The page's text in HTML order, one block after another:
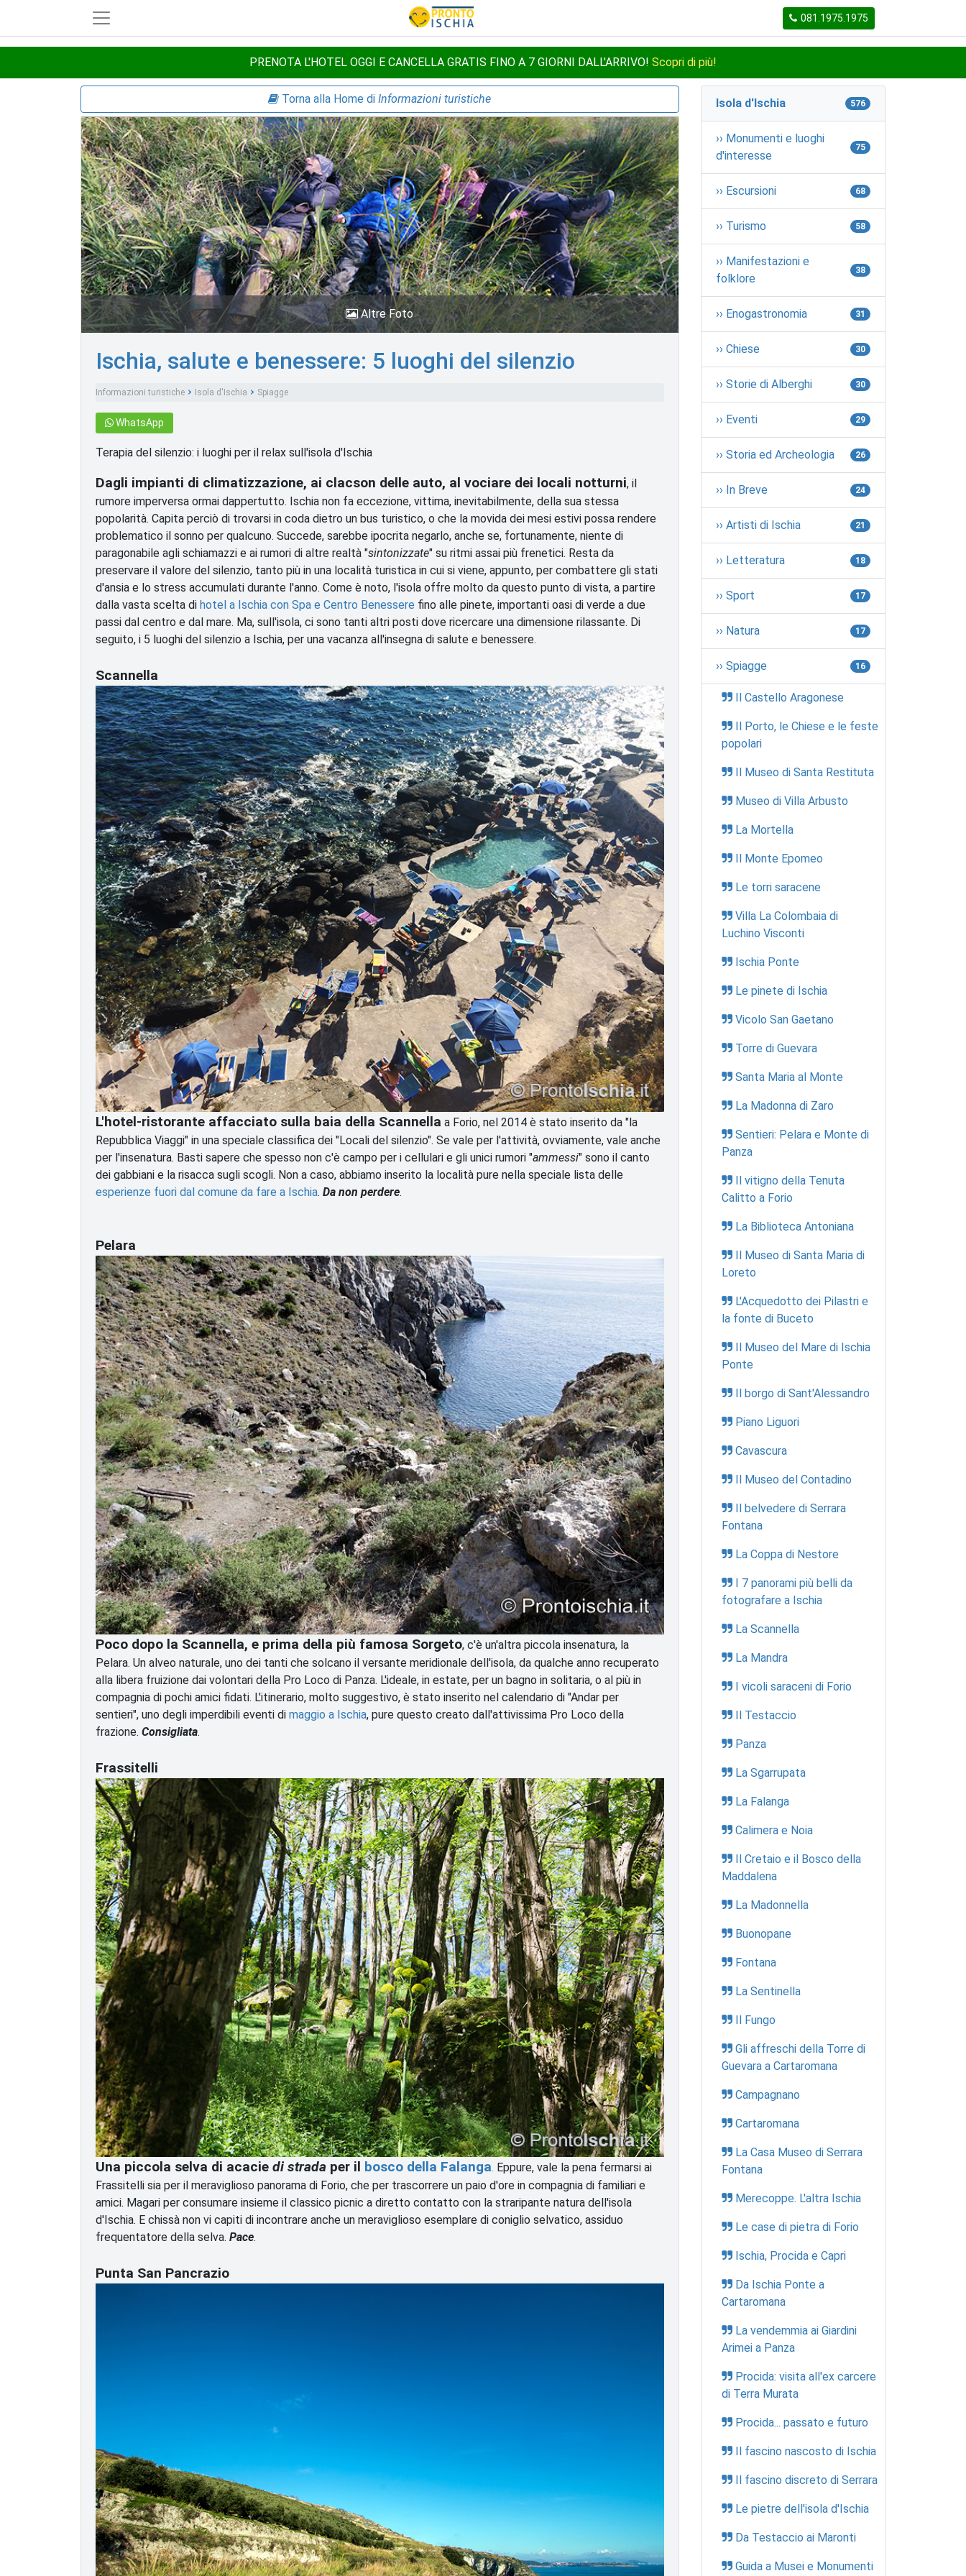
081.1975.1975
PRENOTA L'HOTEL OGGI E CANCELLA GRATIS FINO A 7 GIORNI DALL'ARRIVO! Scopri di più!
Torna alla Home diInformazioni turistiche
Altre Foto
Ischia, salute e benessere: 5 luoghi del silenzio
Informazioni turistiche Isola d'Ischia Spiagge
WhatsApp
Terapia del silenzio: i luoghi per il relax sull'isola d'Ischia
Dagli impianti di climatizzazione, ai clacson delle auto, al vociare dei locali notturni, il
rumore imperversa ormai dappertutto. Ischia non fa eccezione, vittima, inevitabilmente, della sua stessa
popolarità. Capita perciò di trovarsi in coda dietro un bus turistico, o che la movida dei mesi estivi possa rendere
problematico il sonno per qualcuno. Succede, sarebbe ipocrita negarlo, anche se, fortunamente, niente di
paragonabile agli schiamazzi e ai rumori di altre realtà "sintonizzate" su ritmi assai più frenetici. Resta da
preservare il valore del silenzio, tanto più in una località turistica in cui si viene, appunto, per combattere gli stati
d'ansia e lo stress accumulati durante l'anno. Come è noto, l'isola offre molto da questo punto di vista, a partire
dalla vasta scelta di hotel a Ischia con Spa e Centro Benessere fino alle pinete, importanti oasi di verde a due
passi dal centro e dal mare. Ma, sull'isola, ci sono tanti altri posti dove ricercare una dimensione rilassante. Di
seguito, i 5 luoghi del silenzio a Ischia, per una vacanza all'insegna di salute e benessere.
Scannella
L'hotel-ristorante affacciato sulla baia della Scannella a Forio, nel 2014 è stato inserito da "la
Repubblica Viaggi" in una speciale classifica dei "Locali del silenzio". Se vale per l'attività, ovviamente, vale anche
per l'insenatura. Basti sapere che spesso non c'è campo per i cellulari e gli unici rumori "ammessi" sono il canto
dei gabbiani e la risacca sugli scogli. Non a caso, abbiamo inserito la località pure nella speciale lista delle
esperienze fuori dal comune da fare a Ischia. Da non perdere.
Pelara
Poco dopo la Scannella, e prima della più famosa Sorgeto, c'è un'altra piccola insenatura, la
Pelara. Un alveo naturale, uno dei tanti che solcano il versante meridionale dell'isola, da qualche anno recuperato
alla libera fruizione dai volontari della Pro Loco di Panza. L'ideale, in estate, per un bagno in solitaria, o al più in
compagnia di pochi amici fidati. L'itinerario, molto suggestivo, è stato inserito nel calendario di "Andar per
sentieri", uno degli imperdibili eventi di maggio a Ischia, pure questo creato dall'attivissima Pro Loco della
frazione. Consigliata.
Frassitelli
Una piccola selva di acacie di strada per il bosco della Falanga. Eppure, vale la pena fermarsi ai
Frassitelli sia per il meraviglioso panorama di Forio, che per trascorrere un paio d'ore in compagnia di familiari e
amici. Magari per consumare insieme il classico picnic a diretto contatto con la straripante natura dell'isola
d'Ischia. E chissà non vi capiti di incontrare anche un meraviglioso esemplare di coniglio selvatico, assiduo
frequentatore della selva. Pace.
Punta San Pancrazio
Isola d'Ischia 576
›› Monumenti e luoghi
d'interesse
75
›› Escursioni 68
›› Turismo 58
›› Manifestazioni e
folklore
38
›› Enogastronomia 31
›› Chiese 30
›› Storie di Alberghi 30
›› Eventi 29
›› Storia ed Archeologia 26
›› In Breve 24
›› Artisti di Ischia 21
›› Letteratura 18
›› Sport 17
›› Natura 17
›› Spiagge 16
Il Castello Aragonese
Il Porto, le Chiese e le feste
popolari
Il Museo di Santa Restituta
Museo di Villa Arbusto
La Mortella
Il Monte Epomeo
Le torri saracene
Villa La Colombaia di
Luchino Visconti
Ischia Ponte
Le pinete di Ischia
Vicolo San Gaetano
Torre di Guevara
Santa Maria al Monte
La Madonna di Zaro
Sentieri: Pelara e Monte di
Panza
Il vitigno della Tenuta
Calitto a Forio
La Biblioteca Antoniana
Il Museo di Santa Maria di
Loreto
L'Acquedotto dei Pilastri e
la fonte di Buceto
Il Museo del Mare di Ischia
Ponte
Il borgo di Sant'Alessandro
Piano Liguori
Cavascura
Il Museo del Contadino
Il belvedere di Serrara
Fontana
La Coppa di Nestore
I 7 panorami più belli da
fotografare a Ischia
La Scannella
La Mandra
I vicoli saraceni di Forio
Il Testaccio
Panza
La Sgarrupata
La Falanga
Calimera e Noia
Il Cretaio e il Bosco della
Maddalena
La Madonnella
Buonopane
Fontana
La Sentinella
Il Fungo
Gli affreschi della Torre di
Guevara a Cartaromana
Campagnano
Cartaromana
La Casa Museo di Serrara
Fontana
Merecoppe. L'altra Ischia
Le case di pietra di Forio
Ischia, Procida e Capri
Da Ischia Ponte a
Cartaromana
La vendemmia ai Giardini
Arimei a Panza
Procida: visita all'ex carcere
di Terra Murata
Procida... passato e futuro
Il fascino nascosto di Ischia
Il fascino discreto di Serrara
Le pietre dell'isola d'Ischia
Da Testaccio ai Maronti
Guida a Musei e Monumenti